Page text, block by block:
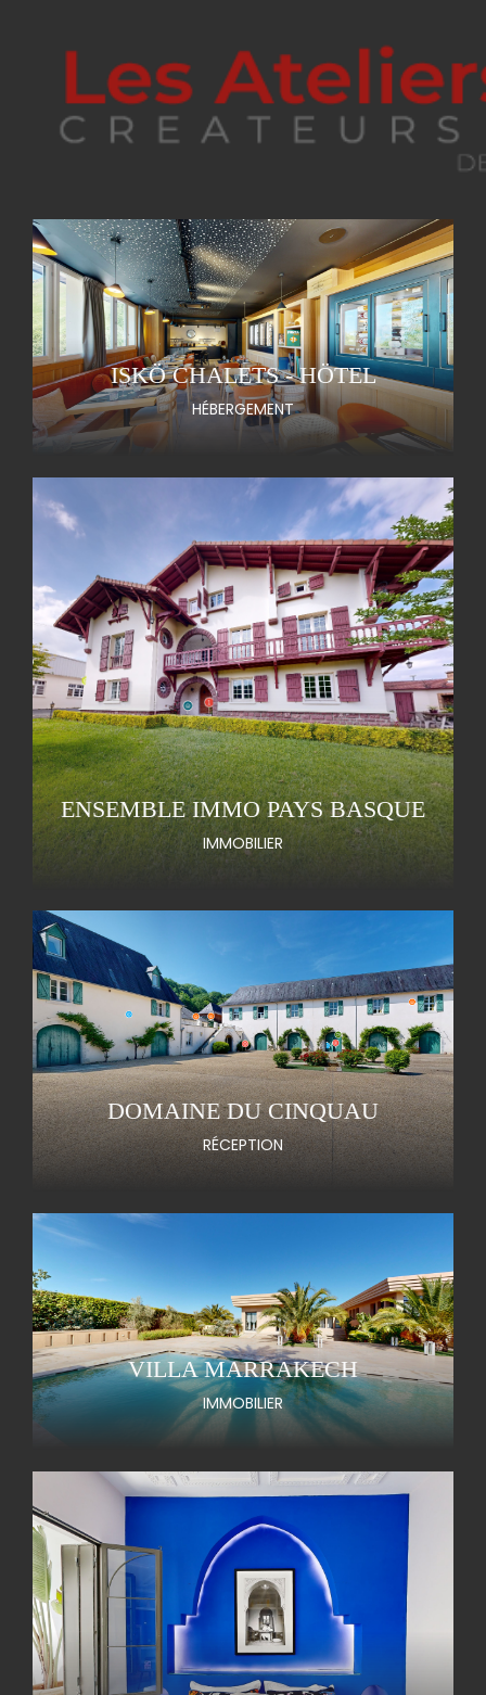
ISKÖ CHALETS - HÖTEL
HÉBERGEMENT
ENSEMBLE IMMO PAYS BASQUE
IMMOBILIER
DOMAINE DU CINQUAU
RÉCEPTION
VILLA MARRAKECH
IMMOBILIER